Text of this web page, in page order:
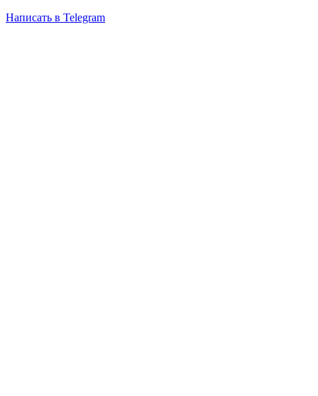
Написать в Telegram